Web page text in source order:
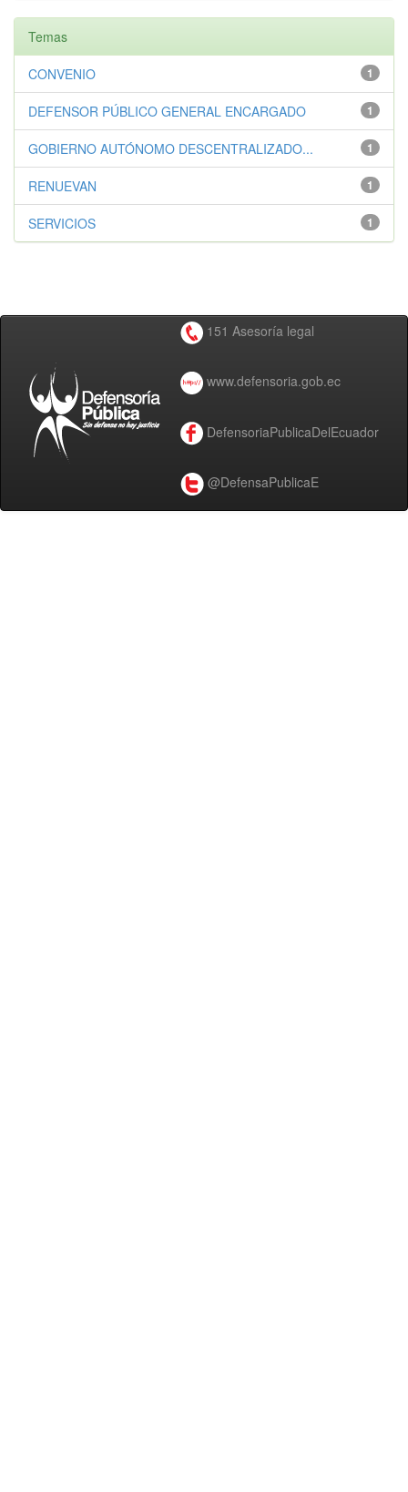
Temas
1
CONVENIO
1
DEFENSOR PÚBLICO GENERAL ENCARGADO
1
GOBIERNO AUTÓNOMO DESCENTRALIZADO...
1
RENUEVAN
1
SERVICIOS
151 Asesoría legal
www.defensoria.gob.ec
DefensoriaPublicaDelEcuador
@DefensaPublicaE